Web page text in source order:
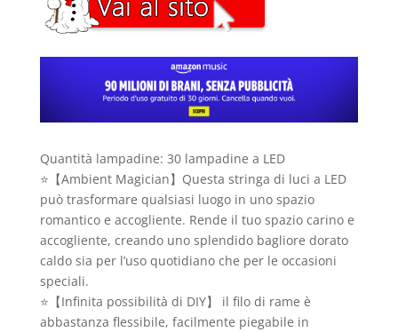
Quantità lampadine: 30 lampadine a LED
⭐【Ambient Magician】Questa stringa di luci a LED
può trasformare qualsiasi luogo in uno spazio
romantico e accogliente. Rende il tuo spazio carino e
accogliente, creando uno splendido bagliore dorato
caldo sia per l’uso quotidiano che per le occasioni
speciali.
⭐【Infinita possibilità di DIY】 il filo di rame è
abbastanza flessibile, facilmente piegabile in